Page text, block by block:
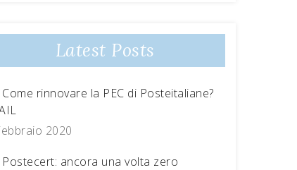
Latest Posts
Come rinnovare la PEC di Posteitaliane?
2020
Postecert: ancora una volta zero